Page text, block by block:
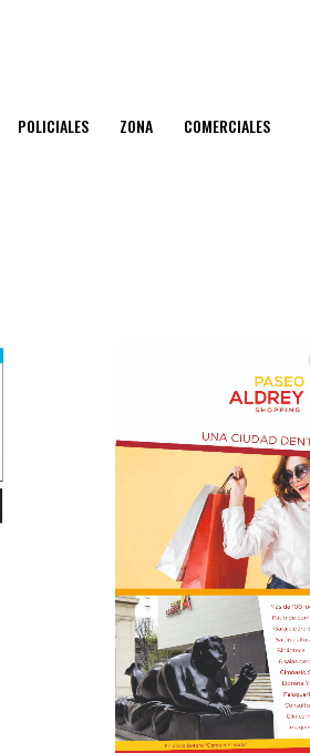
POLICIALES ZONA COMERCIALES